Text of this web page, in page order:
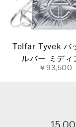
Telfar Tyvek バ
ルバー ミディ
￥93,500